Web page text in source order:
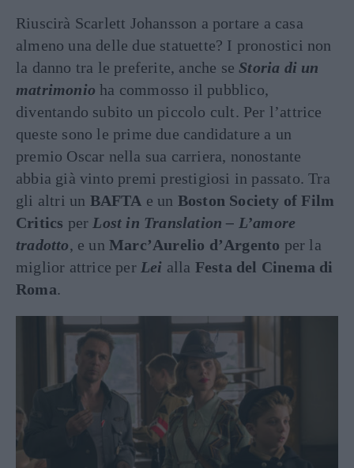
Riuscirà Scarlett Johansson a portare a casa
almeno una delle due statuette? I pronostici non
la danno tra le preferite, anche seStoria di un
matrimonio ha commosso il pubblico,
diventando subito un piccolo cult. Per l’attrice
queste sono le prime due candidature a un
premio Oscar nella sua carriera, nonostante
abbia già vinto premi prestigiosi in passato. Tra
gli altri un BAFTA e un Boston Society of Film
Critics per Lost in Translation – L’amore
tradotto, e unMarc’Aurelio d’Argento per la
miglior attrice per Lei alla Festa del Cinema di
Roma.